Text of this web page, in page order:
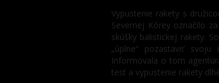
Vypustenie rakety s
Severnej Kórey označilo
skúšky balistickej rakety.
„úplne“ pozastaviť
Informovala o tom
test a vypustenie rakety